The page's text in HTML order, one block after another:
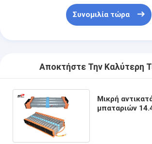
υβριδική μπαταρία αυτοκινήτων
Συνομιλία τώρα
Αποκτήστε Την Καλύτερη
Μικρή
μπαταριών